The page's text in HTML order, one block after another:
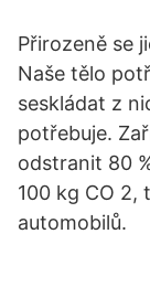
Přirozeně se
Naše tělo
seskládat z
potřebuje.
odstranit 80
100 kg CO 2,
automobilů.